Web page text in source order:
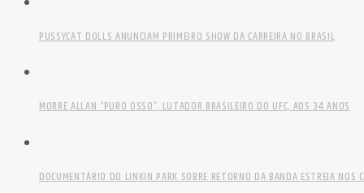
PUSSYCAT DOLLS ANUNCIAM PRIMEIRO SHOW DA CARREIRA NO BRASIL
MORRE ALLAN “PURO OSSO”, LUTADOR BRASILEIRO DO UFC, AOS 34 ANOS
DOCUMENTÁRIO DO LINKIN PARK SOBRE RETORNO DA BANDA ESTREIA NOS